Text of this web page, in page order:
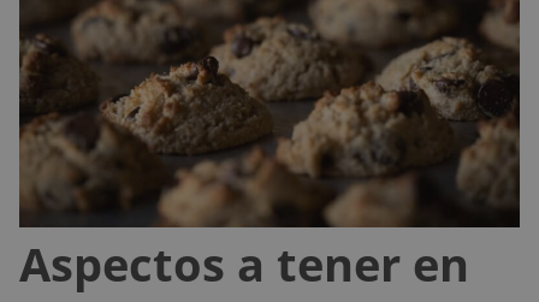
Aspectos a tener en